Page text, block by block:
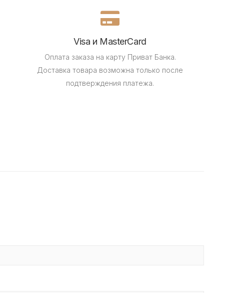
Visa и MasterCard
Оплата заказа на карту Приват Банка.
Доставка товара возможна только после
подтверждения платежа.